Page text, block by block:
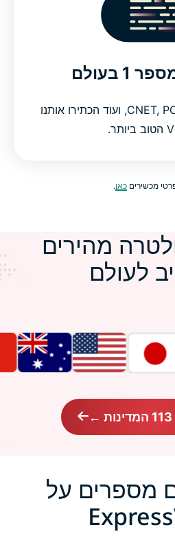
CNET, PCWorld, The Verge, ועוד הכתירו אותנו
מכשיריםכאן.
מהירים
לעולם
מספרים על